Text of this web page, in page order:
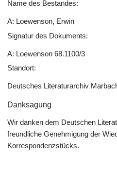
Name des Bestandes:
A: Loewenson, Erwin
Signatur des Dokuments:
A: Loewenson 68.1100/3
Standort:
Deutsches Literaturarchiv
Danksagung
Wir danken dem Deutschen
freundliche Genehmigung der
Korrespondenzstücks.